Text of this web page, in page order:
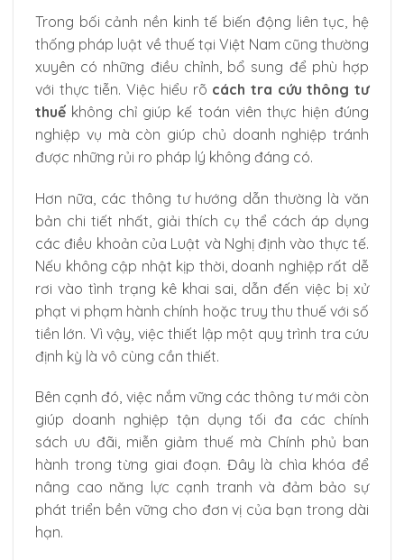
Trong bối cảnh nền kinh tế biến động liên tục, hệ
thống pháp luật về thuế tại Việt Nam cũng thường
xuyên có những điều chỉnh, bổ sung để phù hợp
với thực tiễn. Việc hiểu rõ cách tra cứu thông tư
thuế không chỉ giúp kế toán viên thực hiện đúng
nghiệp vụ mà còn giúp chủ doanh nghiệp tránh
được những rủi ro pháp lý không đáng có.
Hơn nữa, các thông tư hướng dẫn thường là văn
bản chi tiết nhất, giải thích cụ thể cách áp dụng
các điều khoản của Luật và Nghị định vào thực tế.
Nếu không cập nhật kịp thời, doanh nghiệp rất dễ
rơi vào tình trạng kê khai sai, dẫn đến việc bị xử
phạt vi phạm hành chính hoặc truy thu thuế với số
tiền lớn. Vì vậy, việc thiết lập một quy trình tra cứu
định kỳ là vô cùng cần thiết.
Bên cạnh đó, việc nắm vững các thông tư mới còn
giúp doanh nghiệp tận dụng tối đa các chính
sách ưu đãi, miễn giảm thuế mà Chính phủ ban
hành trong từng giai đoạn. Đây là chìa khóa để
nâng cao năng lực cạnh tranh và đảm bảo sự
phát triển bền vững cho đơn vị của bạn trong dài
hạn.